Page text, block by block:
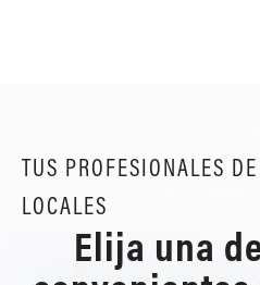
TUS PROFESIONALES
LOCALES
Elija una